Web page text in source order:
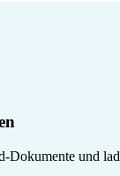
und